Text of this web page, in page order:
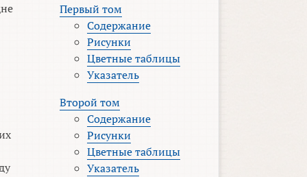
Первый том
Содержание
Рисунки
Цветные таблицы
Указатель
Второй том
Содержание
Рисунки
Цветные таблицы
Указатель